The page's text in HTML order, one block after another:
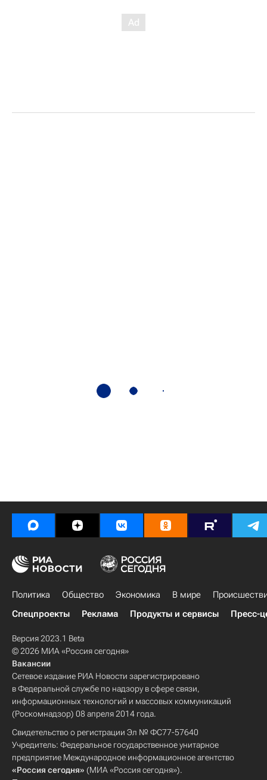
Политика Общество Экономика В мире
Спецпроекты
Реклама Продукты и сервисы Пресс-
Версия 2023.1 Beta
© 2026 МИА «Россия сегодня»
Вакансии
Сетевое издание РИА Новости зарегистрировано
в Федеральной службе по надзору в сфере связи,
информационных технологий и массовых коммуникаций
(Роскомнадзор) 08 апреля 2014 года.
Свидетельство о регистрации Эл № ФС77-57640
Учредитель: Федеральное государственное унитарное
предприятие Международное информационное агентство
«Россия сегодня» (МИА «Россия сегодня»).